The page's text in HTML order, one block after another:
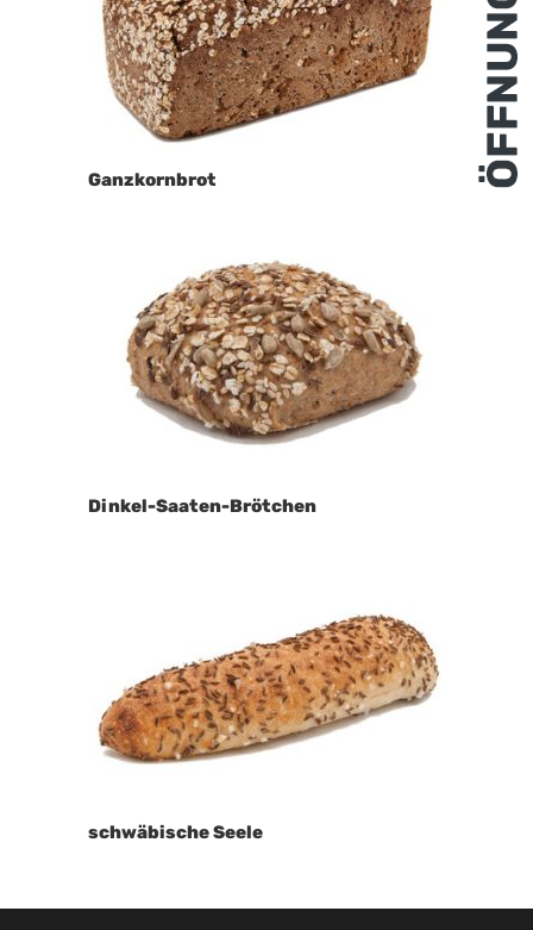
Ganzkornbrot
Dinkel-Saaten-Brötchen
schwäbische Seele